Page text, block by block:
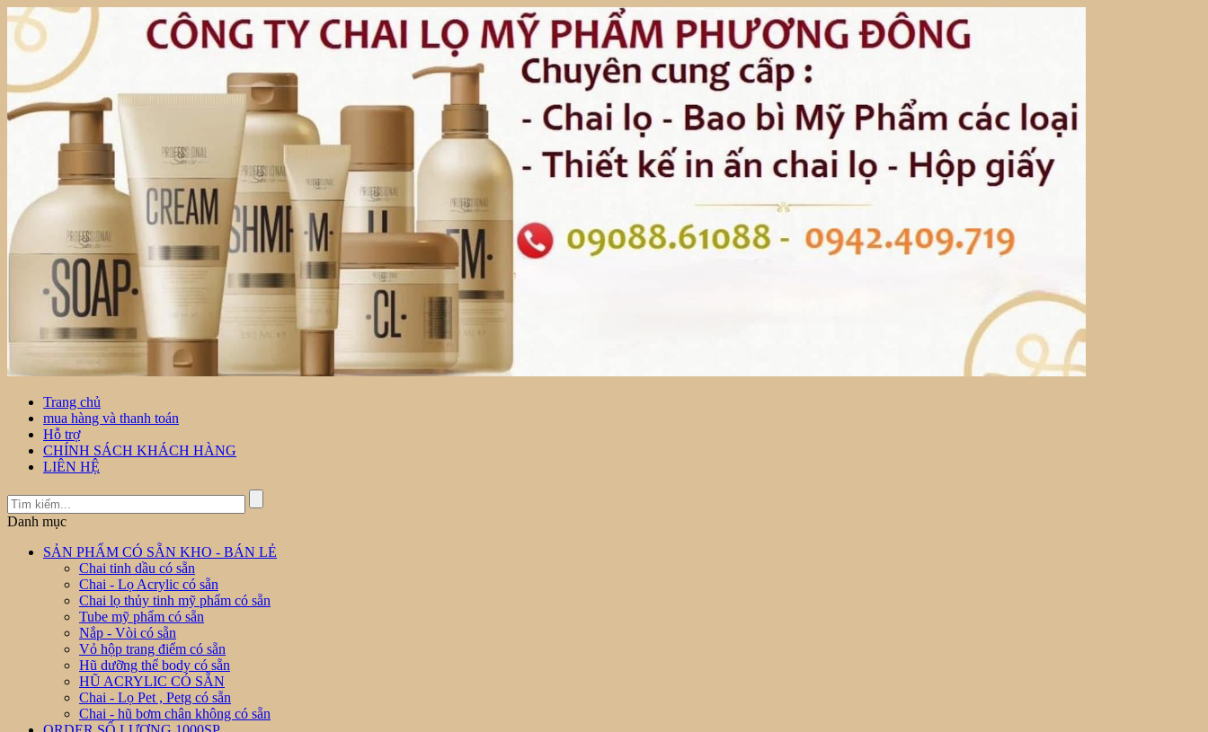
Trang chủ
mua hàng và thanh toán
Hỗ trợ
CHÍNH SÁCH KHÁCH HÀNG
LIÊN HỆ
Danh mục
SẢN PHẨM CÓ SẴN KHO - BÁN LẺ
Chai tinh dầu có sẵn
Chai - Lọ Acrylic có sẵn
Chai lọ thủy tinh mỹ phẩm có sẵn
Tube mỹ phẩm có sẵn
Nắp - Vòi có sẵn
Vỏ hộp trang điểm có sẵn
Hũ dưỡng thể body có sẵn
HŨ ACRYLIC CÓ SẴN
Chai - Lọ Pet , Petg có sẵn
Chai - hũ bơm chân không có sẵn